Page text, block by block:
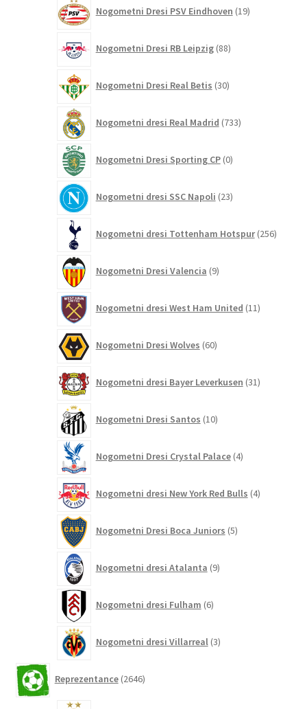
Nogometni Dresi PSV Eindhoven 19izdelkov
Nogometni Dresi RB Leipzig 88izdelkov
Nogometni Dresi Real Betis 30izdelkov
Nogometni dresi Real Madrid 733izdelkov
Nogometni Dresi Sporting CP 0izdelkov
Nogometni dresi SSC Napoli 23izdelkov
Nogometni dresi Tottenham Hotspur 256
Nogometni Dresi Valencia 9izdelkov
Nogometni dresi West Ham United 11izdelkov
Nogometni Dresi Wolves 60izdelkov
Nogometni dresi Bayer Leverkusen 31izdelkov
Nogometni Dresi Santos 10izdelkov
Nogometni Dresi Crystal Palace 4izdelki
Nogometni dresi New York Red Bulls 4izdelki
Nogometni Dresi Boca Juniors 5izdelkov
Nogometni dresi Atalanta 9izdelkov
Nogometni dresi Fulham 6izdelkov
Nogometni dresi Villarreal 3izdelki
Reprezentance 2646izdelkov